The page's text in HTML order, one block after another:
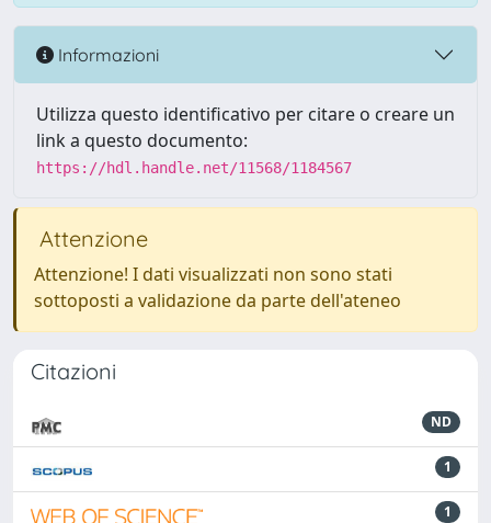
Informazioni
Utilizza questo identificativo per citare o creare un
link a questo documento:
https://hdl.handle.net/11568/1184567
Attenzione
Attenzione! I dati visualizzati non sono stati
sottoposti a validazione da parte dell'ateneo
Citazioni
ND
1
1